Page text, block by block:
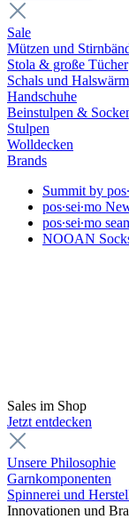
Sale
Mützen und
Stola & große Tücher
Schals und
Handschuhe
Beinstulpen &
Stulpen
Wolldecken
Brands
Summit by
pos∙sei∙mo
pos∙sei∙mo
NOOAN
Sales im Shop
Jetzt entdecken
Unsere Philosophie
Garnkomponenten
Spinnerei und
Innovationen und